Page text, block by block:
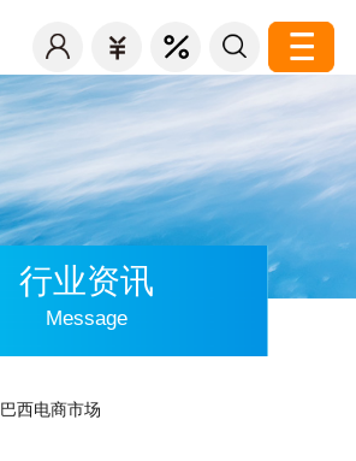
行业资讯
Message
巴西电商市场